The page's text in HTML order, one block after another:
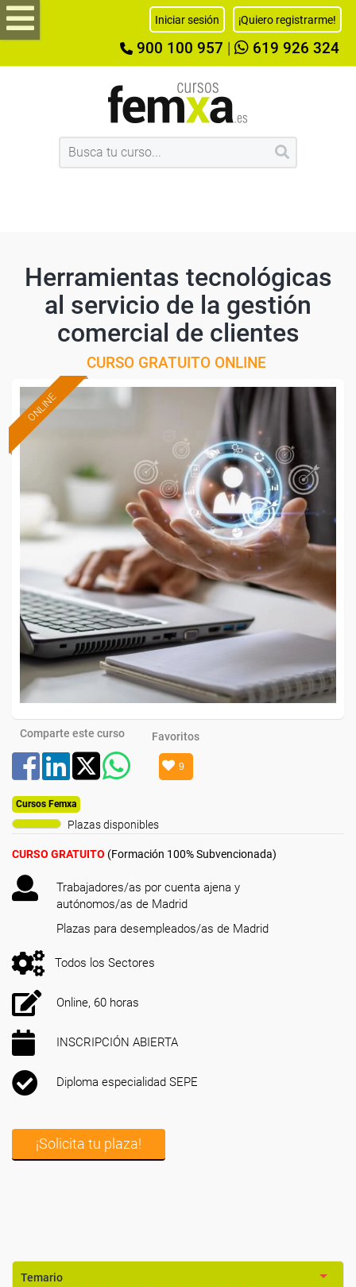
Iniciar sesión ¡Quiero registrarme!
900 100 957 619 926 324
Herramientas tecnológicas
al servicio de la gestión
comercial de clientes
CURSO GRATUITO ONLINE
ONLINE
Comparte este curso Favoritos
9
Cursos Femxa
Plazas disponibles
CURSO GRATUITO (Formación 100% Subvencionada)
Trabajadores/as por cuenta ajena y
autónomos/as de Madrid
Plazas para desempleados/as de Madrid
Todos los Sectores
Online, 60 horas
INSCRIPCIÓN ABIERTA
Diploma especialidad SEPE
¡Solicita tu plaza!
Temario